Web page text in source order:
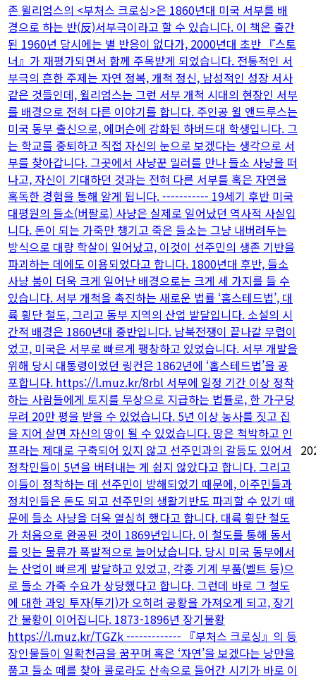
존 윌리엄스의 <부처스 크로싱>은 1860년대 미국 서부를 배
경으로 하는 반(反)서부극이라고 할 수 있습니다. 이 책은 출간
된 1960년 당시에는 별 반응이 없다가, 2000년대 초반 『스토
너』가 재평가되면서 함께 주목받게 되었습니다. 전통적인 서
부극의 흔한 주제는 자연 정복, 개척 정신, 남성적인 성장 서사
같은 것들인데, 윌리엄스는 그런 서부 개척 시대의 현장인 서부
를 배경으로 전혀 다른 이야기를 합니다. 주인공 윌 앤드루스는
미국 동부 출신으로, 에머슨에 감화된 하버드대 학생입니다. 그
는 학교를 중퇴하고 직접 자신의 눈으로 보겠다는 생각으로 서
부를 찾아갑니다. 그곳에서 사냥꾼 밀러를 만나 들소 사냥을 떠
나고, 자신이 기대하던 것과는 전혀 다른 서부를 혹은 자연을
혹독한 경험을 통해 알게 됩니다. ----------- 19세기 후반 미국
대평원의 들소(버팔로) 사냥은 실제로 일어났던 역사적 사실입
니다. 돈이 되는 가죽만 챙기고 죽은 들소는 그냥 내버려두는
방식으로 대량 학살이 일어났고, 이것이 선주민의 생존 기반을
파괴하는 데에도 이용되었다고 합니다. 1800년대 후반, 들소
사냥 붐이 더욱 크게 일어난 배경으로는 크게 세 가지를 들 수
있습니다. 서부 개척을 촉진하는 새로운 법률 ‘홈스테드법’, 대
륙 횡단 철도, 그리고 동부 지역의 산업 발달입니다. 소설의 시
간적 배경은 1860년대 중반입니다. 남북전쟁이 끝나갈 무렵이
었고, 미국은 서부로 빠르게 팽창하고 있었습니다. 서부 개발을
위해 당시 대통령이었던 링컨은 1862년에 ‘홈스테드법’을 공
포합니다. https://l.muz.kr/8rbl 서부에 일정 기간 이상 정착
하는 사람들에게 토지를 무상으로 지급하는 법률로, 한 가구당
무려 20만 평을 받을 수 있었습니다. 5년 이상 농사를 짓고 집
을 지어 살면 자신의 땅이 될 수 있었습니다. 땅은 척박하고 인
프라는 제대로 구축되어 있지 않고 선주민과의 갈등도 있어서
정착민들이 5년을 버텨내는 게 쉽지 않았다고 합니다. 그리고
이들이 정착하는 데 선주민이 방해되었기 때문에, 이주민들과
정치인들은 돈도 되고 선주민의 생활기반도 파괴할 수 있기 때
문에 들소 사냥을 더욱 열심히 했다고 합니다. 대륙 횡단 철도
가 처음으로 완공된 것이 1869년입니다. 이 철도를 통해 동서
를 잇는 물류가 폭발적으로 늘어났습니다. 당시 미국 동부에서
는 산업이 빠르게 발달하고 있었고, 각종 기계 부품(벨트 등)으
로 들소 가죽 수요가 상당했다고 합니다. 그런데 바로 그 철도
에 대한 과잉 투자(투기)가 오히려 공황을 가져오게 되고, 장기
간 불황이 이어집니다. 1873-1896년 장기불황
https://l.muz.kr/TGZk ------------- 『부처스 크로싱』의 등
장인물들이 일확천금을 꿈꾸며 혹은 ‘자연’을 보겠다는 낭만을
품고 들소 떼를 찾아 콜로라도 산속으로 들어간 시기가 바로 이